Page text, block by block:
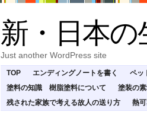
新・日本の
Just another WordPress site
TOP エンディングノートを書く ペッ
塗料の知識 樹脂塗料について
塗装の
残された家族で考える故人の送り方
熱